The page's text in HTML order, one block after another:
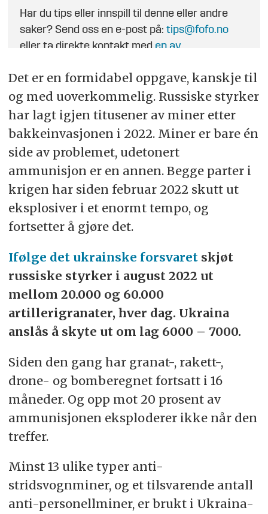
Har du tips eller innspill til denne eller andre
saker? Send oss en e-post på:tips@fofo.no
eller ta direkte kontakt med en av
Det er en formidabel oppgave, kanskje til
og med uoverkommelig. Russiske styrker
har lagt igjen titusener av miner etter
bakkeinvasjonen i 2022. Miner er bare én
side av problemet, udetonert
ammunisjon er en annen. Begge parter i
krigen har siden februar 2022 skutt ut
eksplosiver i et enormt tempo, og
fortsetter å gjøre det.
Ifølge det ukrainske forsvaret skjøt
russiske styrker i august 2022 ut
mellom 20.000 og 60.000
artillerigranater, hver dag. Ukraina
anslås å skyte ut om lag 6000 – 7000.
Siden den gang har granat-, rakett-,
drone- og bomberegnet fortsatt i 16
måneder. Og opp mot 20 prosent av
ammunisjonen eksploderer ikke når den
treffer.
Minst 13 ulike typer anti-
stridsvognminer, og et tilsvarende antall
anti-personellminer, er brukt i Ukraina-